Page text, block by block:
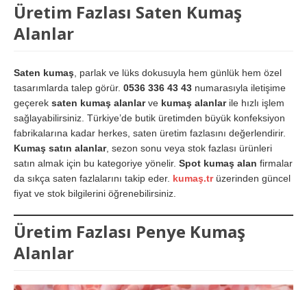
Üretim Fazlası Saten Kumaş
Alanlar
Saten kumaş , parlak ve lüks dokusuyla hem günlük hem özel
tasarımlarda talep görür. 0536 336 43 43 numarasıyla iletişime
geçerek saten kumaş alanlarve kumaş alanlarile hızlı işlem
sağlayabilirsiniz. Türkiye’de butik üretimden büyük konfeksiyon
fabrikalarına kadar herkes, saten üretim fazlasını değerlendirir.
Kumaş satın alanlar, sezon sonu veya stok fazlası ürünleri
satın almak için bu kategoriye yönelir. Spot kumaş alan firmalar
da sıkça saten fazlalarını takip eder. kumaş.trüzerinden güncel
fiyat ve stok bilgilerini öğrenebilirsiniz.
Üretim Fazlası Penye Kumaş
Alanlar